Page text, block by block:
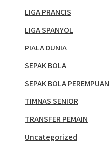
LIGA PRANCIS
LIGA SPANYOL
PIALA DUNIA
SEPAK BOLA
SEPAK BOLA PEREMPUAN
TIMNAS SENIOR
TRANSFER PEMAIN
Uncategorized